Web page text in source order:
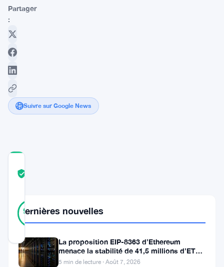
Partager
:
Suivre sur Google News
90%
votes
Stuart
Dernières nouvelles
La proposition EIP-8363 d’Ethereum
menace la stabilité de 41,5 millions d’ETH
stakés et de la DeFi
5 min de lecture · Août 7, 2026